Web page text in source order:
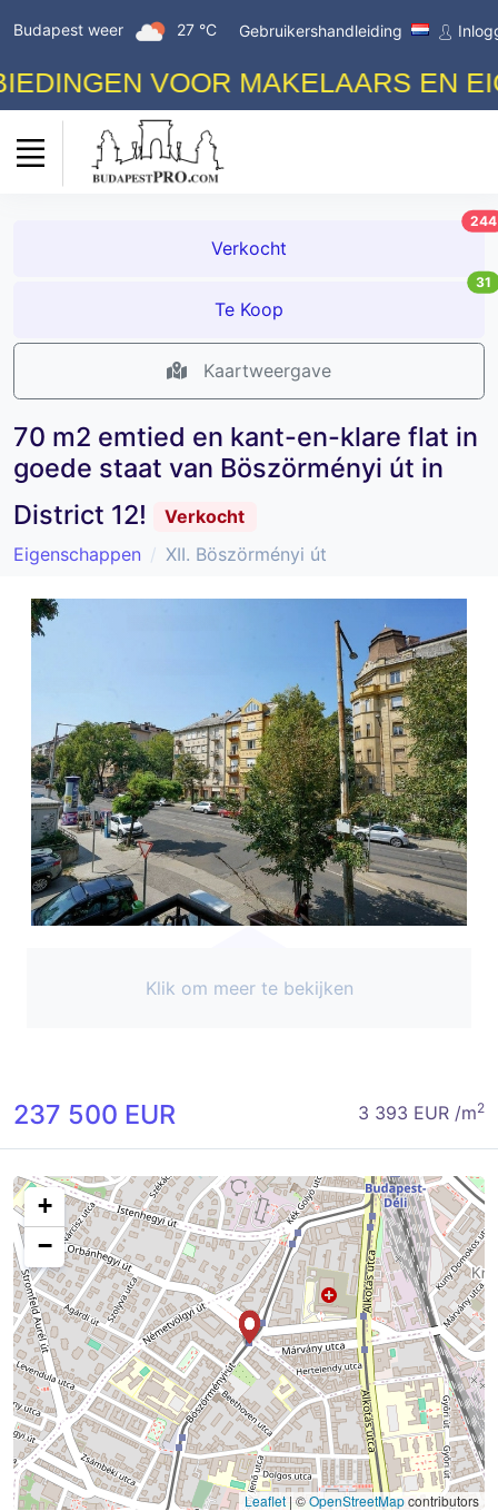
Budapest weer 27 °C Gebruikershandleiding
VOOR MAKELAARS EN
Verkocht
244
Te Koop
31
Kaartweergave
70 m2 emtied en kant-en-klare flat in
goede staat van Böszörményi út in
District 12!
Verkocht
Eigenschappen
XII. Böszörményi út
Klik om meer te bekijken
237 500 EUR 3 393 EUR /m2
+
−
Leaflet | ©OpenStreetMapcontributors